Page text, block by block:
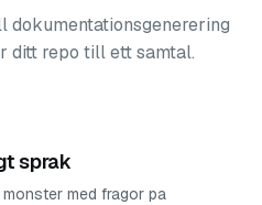
dokumentationsgenerering
ditt repo till ett samtal.
sprak
med fragor pa